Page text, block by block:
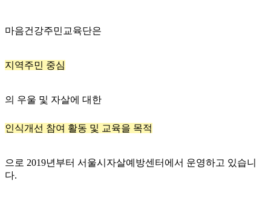
마음건강주민교육단은
지역주민 중심
의 우울 및 자살에 대한
인식개선 참여 활동 및 교육을 목적
으로 2019년부터 서울시자살예방센터에서 운영하고 있습니
다.